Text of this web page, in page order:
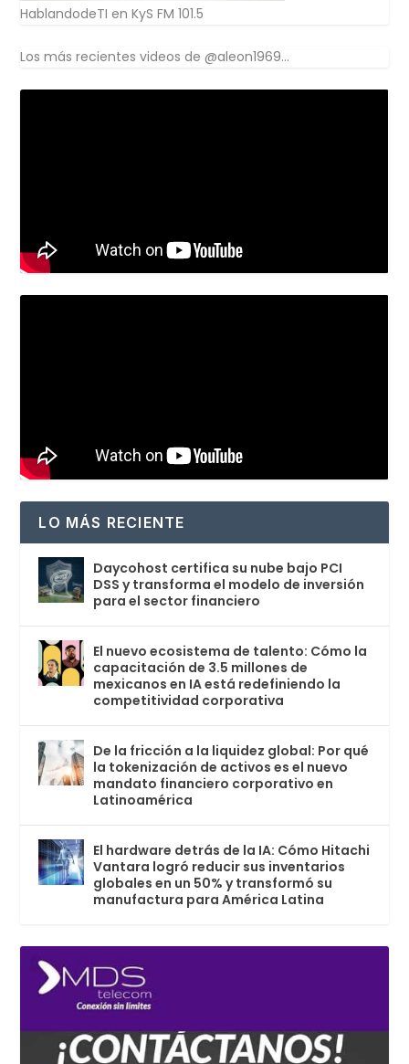
HablandodeTI en KyS FM 101.5
Los más recientes videos de @aleon1969...
LO MÁS RECIENTE
Daycohost certifica su nube bajo PCI
DSS y transforma el modelo de inversión
para el sector financiero
El nuevo ecosistema de talento: Cómo la
capacitación de 3.5 millones de
mexicanos en IA está redefiniendo la
competitividad corporativa
De la fricción a la liquidez global: Por qué
la tokenización de activos es el nuevo
mandato financiero corporativo en
Latinoamérica
El hardware detrás de la IA: Cómo Hitachi
Vantara logró reducir sus inventarios
globales en un 50% y transformó su
manufactura para América Latina